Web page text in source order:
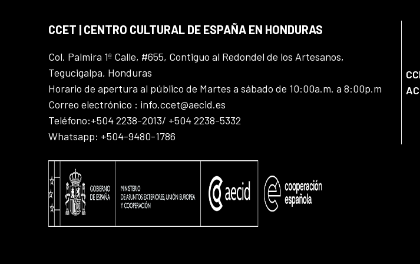
CCET | CENTRO CULTURAL DE ESPAÑA EN HONDURAS
Col. Palmira 1ª Calle, #655, Contiguo al Redondel de los Artesanos,
Tegucigalpa, Honduras
Horario de apertura al público de Martes a sábado de 10:00a.m. a 8:00p.m
Correo electrónico : info.ccet@aecid.es
Teléfono:+504 2238-2013/ +504 2238-5332
Whatsapp: +504-9480-1786